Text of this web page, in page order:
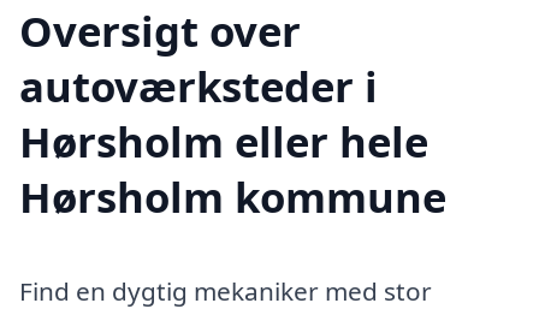
Oversigt over
autoværksteder i
Hørsholm eller hele
Hørsholm kommune
Find en dygtig mekaniker med stor